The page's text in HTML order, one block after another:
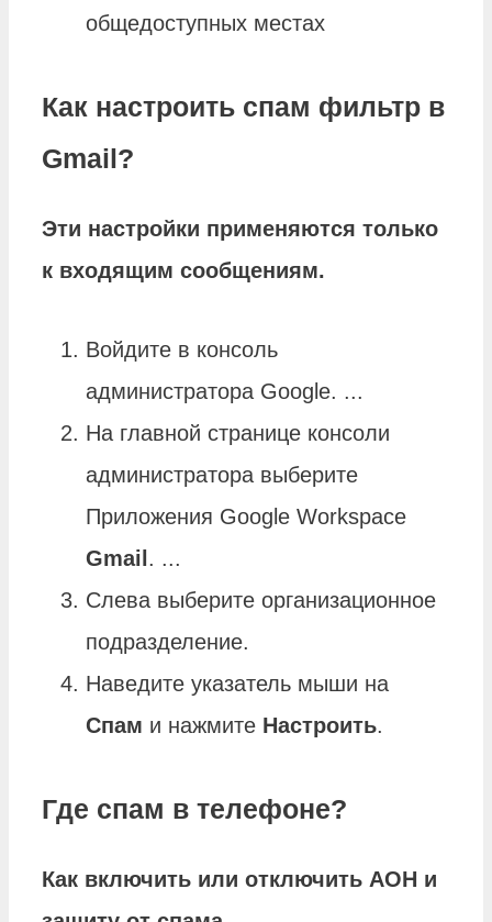
общедоступных местах
Как настроить спам фильтр в
Gmail?
Эти настройки применяются только
к входящим сообщениям.
Войдите в консоль
администратора Google. ...
На главной странице консоли
администратора выберите
Приложения Google Workspace
Gmail . ...
Слева выберите организационное
подразделение.
Наведите указатель мыши на
Спам и нажмите Настроить.
Где спам в телефоне?
Как включить или отключить АОН и